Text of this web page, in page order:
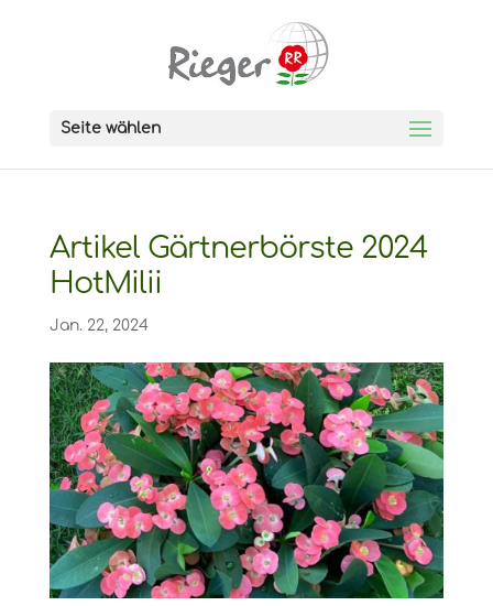
Seite wählen
Artikel Gärtnerbörste 2024
HotMilii
Jan. 22, 2024